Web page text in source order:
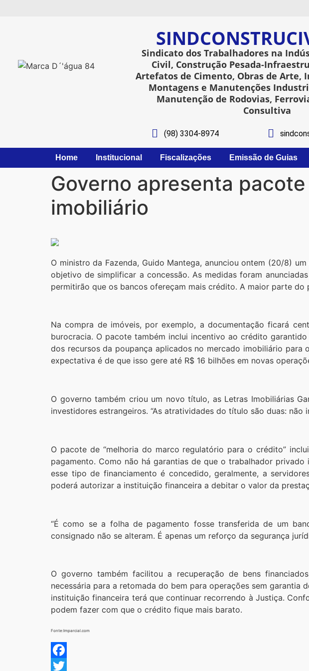
Sindicato dos Trabalhadores na
Civil, Construção Pesada-
Artefatos de Cimento, Obras de Arte,
Montagens e Manutenções
Manutenção de Rodovias,
Consultiva
(98) 3304-8974
Home Institucional Fiscalizações Emissão de Guias
Governo apresenta
imobiliário
O ministro da Fazenda, Guido Mantega, anunciou ontem (20/8)
objetivo de simplificar a concessão. As medidas foram
permitirão que os bancos ofereçam mais crédito. A maior parte do
Na compra de imóveis, por exemplo, a documentação ficará
burocracia. O pacote também inclui incentivo ao crédito
dos recursos da poupança aplicados no mercado imobiliário
expectativa é de que isso gere até R$ 16 bilhões em novas
O governo também criou um novo título, as Letras Imobiliárias
investidores estrangeiros. “As atratividades do título são duas:
O pacote de “melhoria do marco regulatório para o crédito”
pagamento. Como não há garantias de que o trabalhador
esse tipo de financiamento é concedido, geralmente, a
poderá autorizar a instituição financeira a debitar o valor da
“É como se a folha de pagamento fosse transferida de um
consignado não se alteram. É apenas um reforço da segurança
O governo também facilitou a recuperação de bens
necessária para a retomada do bem para operações sem garantia
instituição financeira terá que continuar recorrendo à Justiça.
podem fazer com que o crédito fique mais barato.
Fonte:Imparcial.com
Facebook